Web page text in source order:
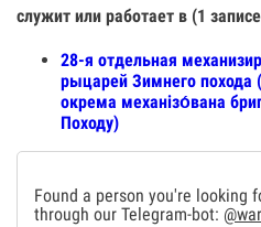
служит или работает в (1
28-я отдельная
рыцарей Зимнего
окрема механізо́вана
Походу)
Found a person you're looking
through our Telegram-bot: